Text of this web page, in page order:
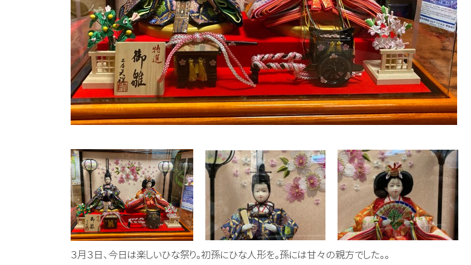
３月３日、今日は楽しいひな祭り。初孫にひな人形を。孫には甘々の親方でした。。